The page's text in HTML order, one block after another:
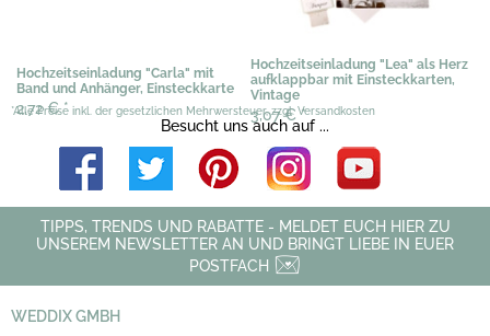
Hochzeitseinladung "Carla" mit
Band und Anhänger, Einsteckkarte
2,72 €*
Hochzeitseinladung "Lea" als Herz
aufklappbar mit Einsteckkarten,
Vintage
3,07 €*
*Alle Preise inkl. der gesetzlichen Mehrwersteuer, zzgl. Versandkosten
Besucht uns auch auf ...
TIPPS, TRENDS UND RABATTE - MELDET EUCH HIER ZU
UNSEREM NEWSLETTER AN UND BRINGT LIEBE IN EUER
POSTFACH
WEDDIX GMBH